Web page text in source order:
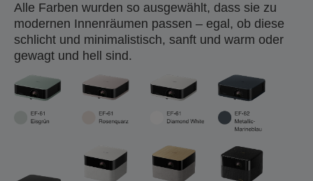
Alle Farben wurden so ausgewählt, dass sie zu
modernen Innenräumen passen – egal, ob diese
schlicht und minimalistisch, sanft und warm oder
gewagt und hell sind.